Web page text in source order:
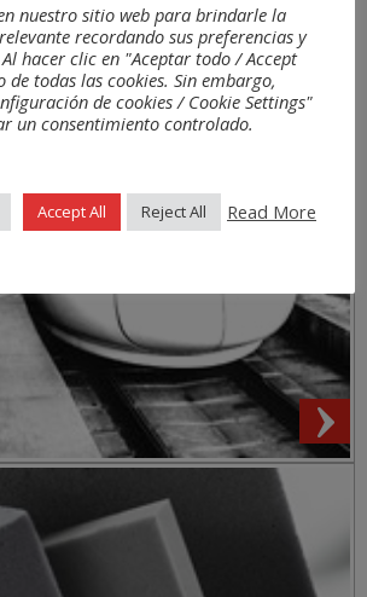
nuestro sitio web para brindarle la
recordando sus preferencias y
hacer clic en "Aceptar todo / Accept
de todas las cookies. Sin embargo,
de cookies / Cookie Settings"
un consentimiento controlado.
Accept All Reject All Read More